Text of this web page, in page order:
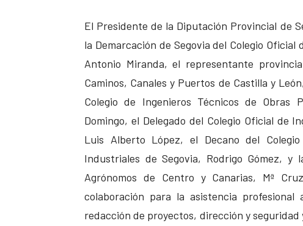
El Presidente de la Diputación Provincial de
la Demarcación de Segovia del Colegio
Antonio Miranda, el representante
Caminos, Canales y Puertos de Castilla y
Colegio de Ingenieros Técnicos de Obras
Domingo, el Delegado del Colegio Oficial de
Luis Alberto López, el Decano del
Industriales de Segovia, Rodrigo Gómez, y
Agrónomos de Centro y Canarias, Mª
colaboración para la asistencia
redacción de proyectos, dirección y